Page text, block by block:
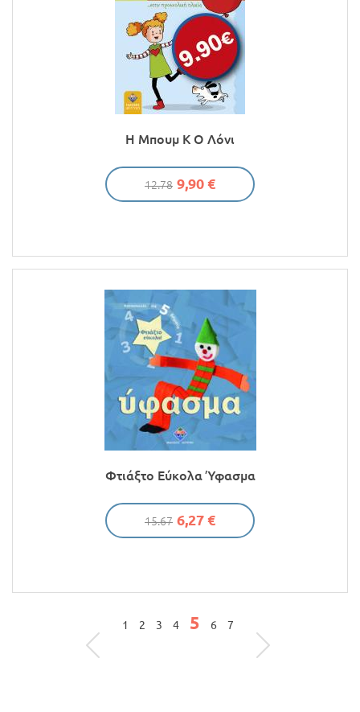
Η Μπουμ Κ Ο Λόνι
12.78 9,90 €
Φτιάξτο Εύκολα Ύφασμα
15.67 6,27 €
ΣΕΛΊΔΕΣ 1 2 3 4 5 6 7